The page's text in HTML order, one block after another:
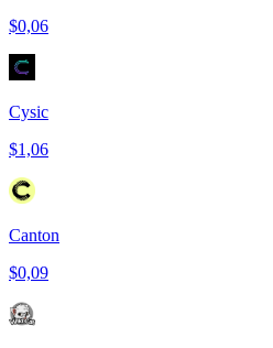
$0,06
Cysic
$1,06
Canton
$0,09